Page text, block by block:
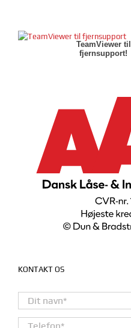
TeamViewer til
fjernsupport!
KONTAKT OS